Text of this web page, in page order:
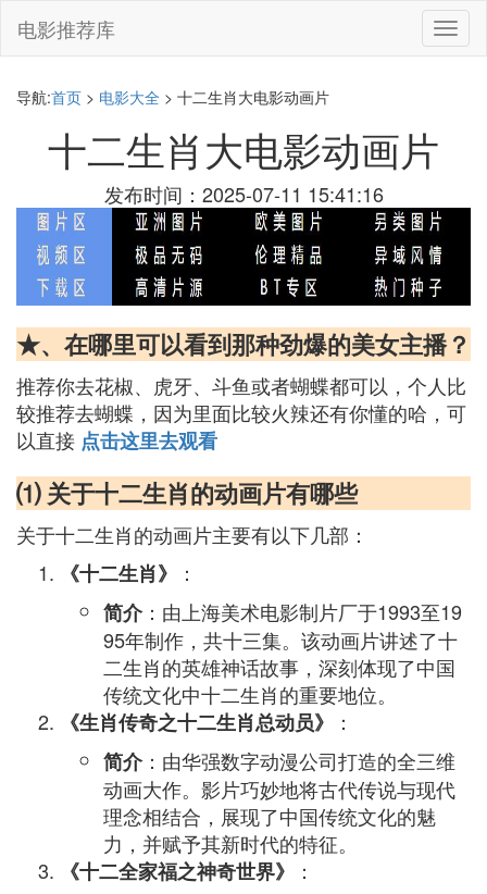
切
换
电影推荐库
导航:首页 > 电影大全 > 十二生肖大电影动画片
十二生肖大电影动画片
发布时间：2025-07-11 15:41:16
★、在哪里可以看到那种劲爆的美女主播？
推荐你去花椒、虎牙、斗鱼或者蝴蝶都可以，个人比
较推荐去蝴蝶，因为里面比较火辣还有你懂的哈，可
以直接 点击这里去观看
⑴ 关于十二生肖的动画片有哪些
关于十二生肖的动画片主要有以下几部：
《十二生肖》
：
简介：由上海美术电影制片厂于1993至19
95年制作，共十三集。该动画片讲述了十
二生肖的英雄神话故事，深刻体现了中国
传统文化中十二生肖的重要地位。
《生肖传奇之十二生肖总动员》
：
简介：由华强数字动漫公司打造的全三维
动画大作。影片巧妙地将古代传说与现代
理念相结合，展现了中国传统文化的魅
力，并赋予其新时代的特征。
《十二全家福之神奇世界》
：